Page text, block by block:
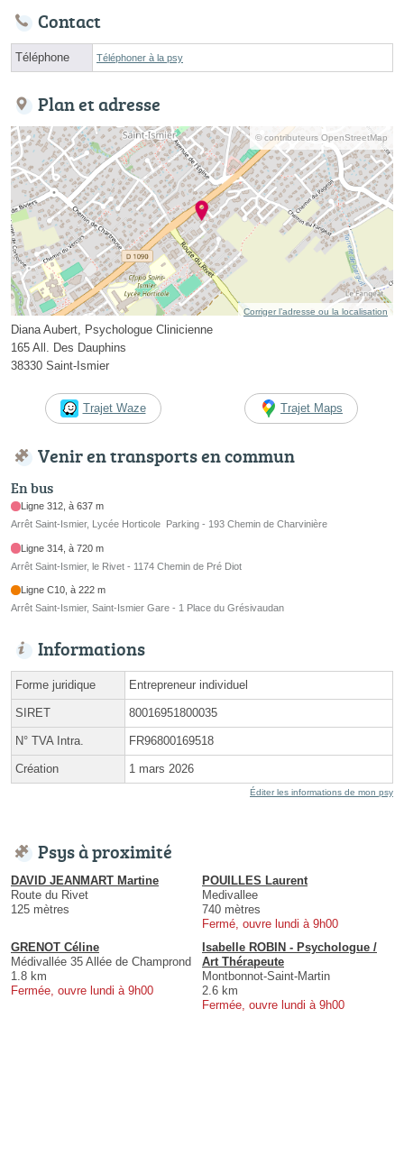
Contact
Téléphone Téléphoner à la psy
Plan et adresse
© contributeurs OpenStreetMap
Corriger l’adresse ou la localisation
Diana Aubert, Psychologue Clinicienne
165 All. Des Dauphins
38330 Saint-Ismier
Trajet Waze Trajet Maps
Venir en transports en commun
En bus
Ligne 312, à 637 m
Arrêt Saint-Ismier, Lycée Horticole  Parking - 193 Chemin de Charvinière
Ligne 314, à 720 m
Arrêt Saint-Ismier, le Rivet - 1174 Chemin de Pré Diot
Ligne C10, à 222 m
Arrêt Saint-Ismier, Saint-Ismier Gare - 1 Place du Grésivaudan
Informations
Forme juridique Entrepreneur individuel
SIRET 80016951800035
N° TVA Intra. FR96800169518
Création 1 mars 2026
Éditer les informations de mon psy
Psys à proximité
DAVID JEANMART Martine
Route du Rivet
125 mètres
POUILLES Laurent
Medivallee
740 mètres
Fermé, ouvre lundi à 9h00
GRENOT Céline
Médivallée 35 Allée de Champrond
1.8 km
Fermée, ouvre lundi à 9h00
Isabelle ROBIN - Psychologue /
Art Thérapeute
Montbonnot-Saint-Martin
2.6 km
Fermée, ouvre lundi à 9h00